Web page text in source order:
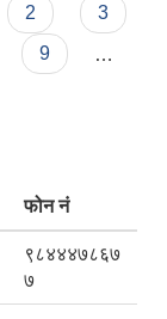
2
3
9
फोन नं
९८४४४७८६७
७